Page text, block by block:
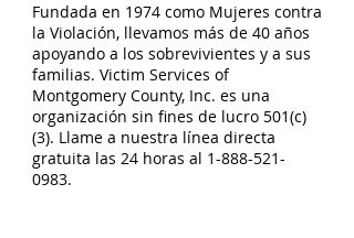
Fundada en 1974 como Mujeres contra
la Violación, llevamos más de 40 años
apoyando a los sobrevivientes y a sus
familias. Victim Services of
Montgomery County, Inc. es una
organización sin fines de lucro 501(c)
(3). Llame a nuestra línea directa
gratuita las 24 horas al 1-888-521-
0983.